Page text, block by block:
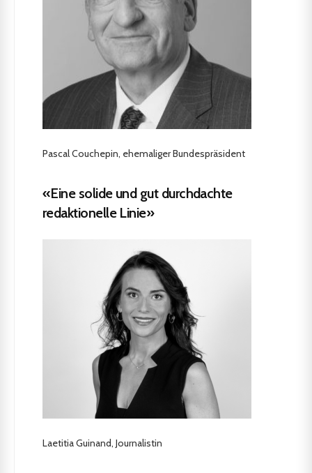
Pascal Couchepin, ehemaliger Bundespräsident
«Eine solide und gut durchdachte
redaktionelle Linie»
Laetitia Guinand, Journalistin